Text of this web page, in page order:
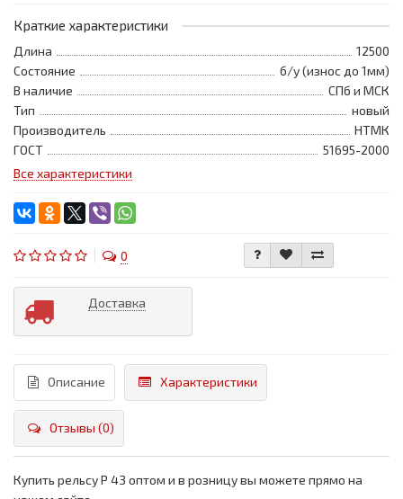
Краткие характеристики
Длина
12500
Состояние
б/у (износ до 1мм)
В наличие
СПб и МСК
Тип
новый
Производитель
НТМК
ГОСТ
51695-2000
Все характеристики
0
Доставка
Описание Характеристики
Отзывы (0)
Купить рельсу Р 43 оптом и в розницу вы можете прямо на